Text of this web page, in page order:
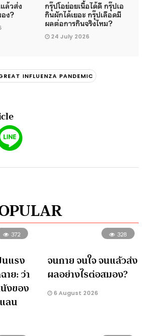
ล้วส่ง
ง?
กรุ๊ปโอย่อยเนื้อได้ดี กรุ๊ปเอ
กินผักได้เยอะ กรุ๊ปเลือดมี
ผลต่อการกินจริงไหม?
24 July 2026
INFLUENZA PANDEMIC
372
นแรง
าย: ว่า
งของ
ลน
328
จนกาย จนใจ จนแล้วส่ง
ผลอย่างไรต่อสมอง?
6 August 2026